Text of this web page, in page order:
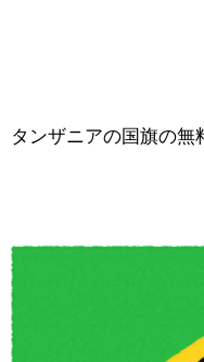
タンザニアの国旗の無